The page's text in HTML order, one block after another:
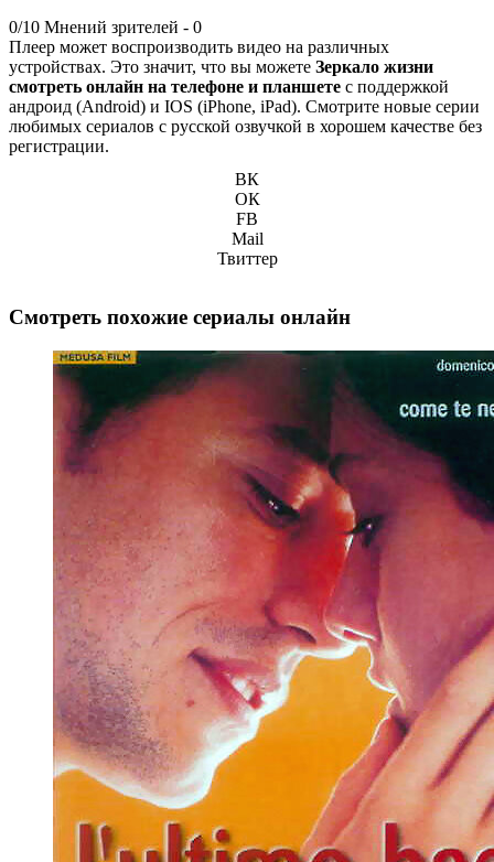
0/10 Мнений зрителей - 0
Плеер может воспроизводить видео на различных
устройствах. Это значит, что вы можете Зеркало жизни
смотреть онлайн на телефоне и планшете с поддержкой
андроид (Android) и IOS (iPhone, iPad). Смотрите новые серии
любимых сериалов с русской озвучкой в хорошем качестве без
регистрации.
ВК
ОК
FB
Mail
Твиттер
Смотреть похожие сериалы онлайн